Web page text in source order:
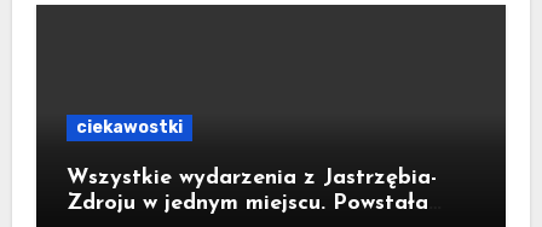
ciekawostki
Wszystkie wydarzenia z Jastrzębia-
Zdroju w jednym miejscu. Powstała